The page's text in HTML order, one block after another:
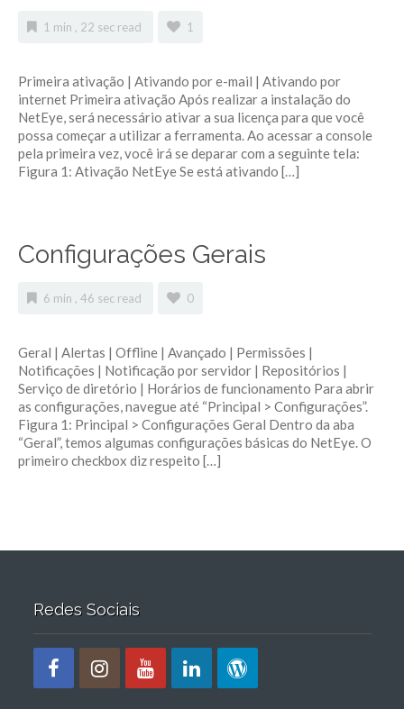
1 min , 22 sec read 1
Primeira ativação | Ativando por e-mail | Ativando por
internet Primeira ativação Após realizar a instalação do
NetEye, será necessário ativar a sua licença para que você
possa começar a utilizar a ferramenta. Ao acessar a console
pela primeira vez, você irá se deparar com a seguinte tela:
Figura 1: Ativação NetEye Se está ativando […]
Configurações Gerais
6 min , 46 sec read 0
Geral | Alertas | Offline | Avançado | Permissões |
Notificações | Notificação por servidor | Repositórios |
Serviço de diretório | Horários de funcionamento Para abrir
as configurações, navegue até “Principal > Configurações”.
Figura 1: Principal > Configurações Geral Dentro da aba
“Geral”, temos algumas configurações básicas do NetEye. O
primeiro checkbox diz respeito […]
Redes Sociais